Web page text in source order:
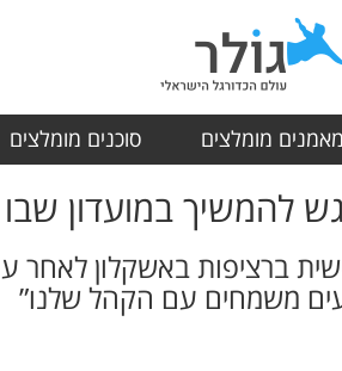
מאמנים מומלצים סוכנים מומלצים
להמשיך במועדון שבו